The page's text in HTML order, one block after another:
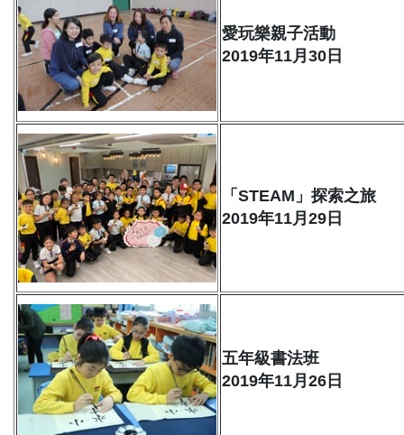
愛玩樂親子活動
2019年11月30日
「STEAM」探索之旅
2019年11月29日
五年級書法班
2019年11月26日